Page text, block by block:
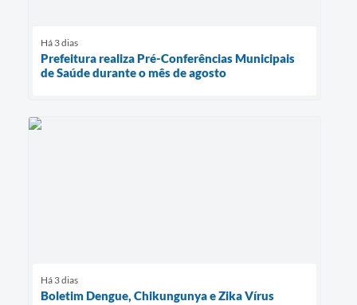
Há 3 dias
Prefeitura realiza Pré-Conferências Municipais
de Saúde durante o mês de agosto
Há 3 dias
Boletim Dengue, Chikungunya e Zika Vírus